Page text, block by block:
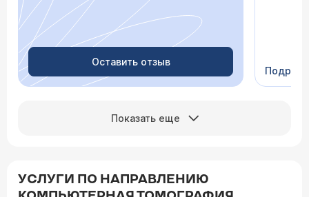
Оставить отзыв
Сейчас
Показать еще
УСЛУГИ ПО НАПРАВЛЕНИЮ